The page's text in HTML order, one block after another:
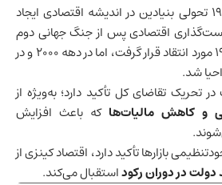
اقتصاد کینزی در دهه ۱۹۳۰ تحولی بنیادین در اندیشه اقتصادی ایجاد
اقتصادی پس از جنگ جهانی دوم
داشت. هرچند در دهه ۱۹۷۰ مورد انتقاد قرار گرفت، اما در دهه ۲۰۰۰ و در
شد.
تقاضای کل تأکید دارد؛ به‌ویژه از
و کاهش مالیات‌ها که باعث افزایش
بازارها تأکید دارد، اقتصاد کینزی از
در دوران رکوداستقبال می‌کند.